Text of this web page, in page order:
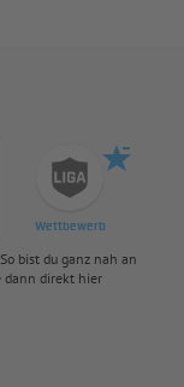
Wettbewerb
bist du ganz nah an
dann direkt hier